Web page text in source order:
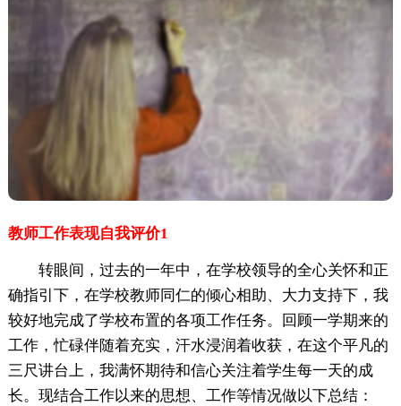
教师工作表现自我评价1
转眼间，过去的一年中，在学校领导的全心关怀和正
确指引下，在学校教师同仁的倾心相助、大力支持下，我
较好地完成了学校布置的各项工作任务。回顾一学期来的
工作，忙碌伴随着充实，汗水浸润着收获，在这个平凡的
三尺讲台上，我满怀期待和信心关注着学生每一天的成
长。现结合工作以来的思想、工作等情况做以下总结：